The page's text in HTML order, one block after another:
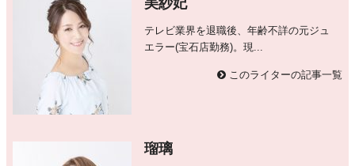
美紗妃
テレビ業界を退職後、年齢不詳の元ジュ
エラー(宝石店勤務)。現...
このライターの記事一覧
瑠璃